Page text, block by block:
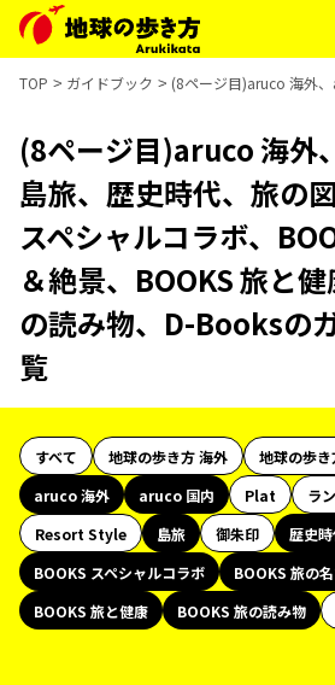
TOP ガイドブック (8ページ目)aruco 海外
(8ページ目)aruco 海外
島旅、歴史時代、旅の
スペシャルコラボ、
＆絶景、BOOKS 旅と
の読み物、D-Booksの
覧
すべて 地球の歩き方 海外
地球の歩き
aruco 海外
aruco 国内 Plat
ラ
Resort Style
島旅 御朱印 歴史
BOOKS スペシャルコラボ
BOOKS 旅の
BOOKS 旅と健康
BOOKS 旅の読み物